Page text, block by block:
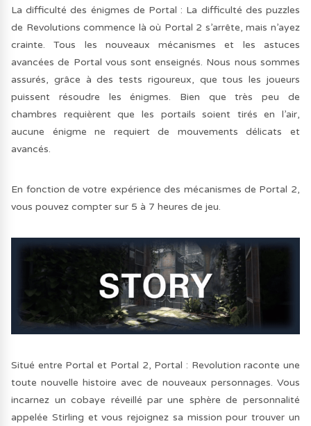
La difficulté des énigmes de Portal : La difficulté des puzzles
de Revolutions commence là où Portal 2 s’arrête, mais n’ayez
crainte. Tous les nouveaux mécanismes et les astuces
avancées de Portal vous sont enseignés. Nous nous sommes
assurés, grâce à des tests rigoureux, que tous les joueurs
puissent résoudre les énigmes. Bien que très peu de
chambres requièrent que les portails soient tirés en l’air,
aucune énigme ne requiert de mouvements délicats et
avancés.
En fonction de votre expérience des mécanismes de Portal 2,
vous pouvez compter sur 5 à 7 heures de jeu.
Situé entre Portal et Portal 2, Portal : Revolution raconte une
toute nouvelle histoire avec de nouveaux personnages. Vous
incarnez un cobaye réveillé par une sphère de personnalité
appelée Stirling et vous rejoignez sa mission pour trouver un